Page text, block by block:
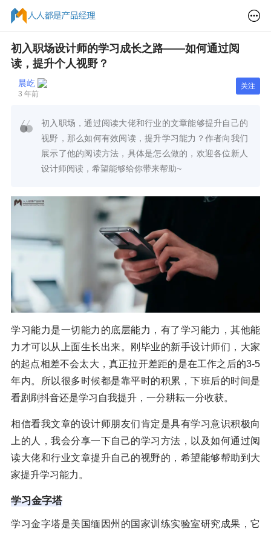
初入职场设计师的学习成长之路——如何通过阅
读，提升个人视野？
晨屹
3 年前
关注
初入职场，通过阅读大佬和行业的文章能够提升自己的
视野，那么如何有效阅读，提升学习能力？作者向我们
展示了他的阅读方法，具体是怎么做的，欢迎各位新人
设计师阅读，希望能够给你带来帮助~
学习能力是一切能力的底层能力，有了学习能力，其他能
力才可以从上面生长出来。刚毕业的新手设计师们，大家
的起点相差不会太大，真正拉开差距的是在工作之后的3-5
年内。所以很多时候都是靠平时的积累，下班后的时间是
看剧刷抖音还是学习自我提升，一分耕耘一分收获。
相信看我文章的设计师朋友们肯定是具有学习意识积极向
上的人，我会分享一下自己的学习方法，以及如何通过阅
读大佬和行业文章提升自己的视野的，希望能够帮助到大
家提升学习能力。
学习金字塔
学习金字塔是美国缅因州的国家训练实验室研究成果，它